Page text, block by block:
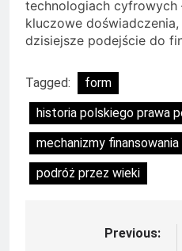
technologiach cyfrowych
kluczowe
dzisiejsze podejście do
Tagged:
form
historia polskiego prawa
mechanizmy
podróż przez wieki
NawigacjaPrevious: